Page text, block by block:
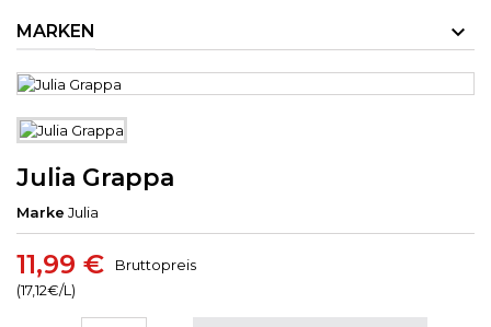
MARKEN
Julia Grappa
Marke Julia
11,99 €
(17,12€/L)
Bruttopreis